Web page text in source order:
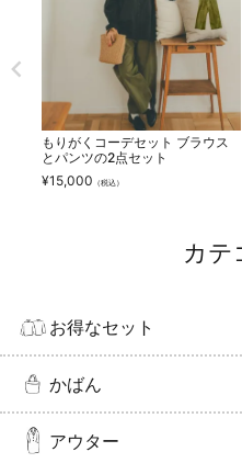
もりがくコーデセット ブラウス
とパンツの2点セット
¥15,000 （税込）
カテ
お得なセット
かばん
アウター